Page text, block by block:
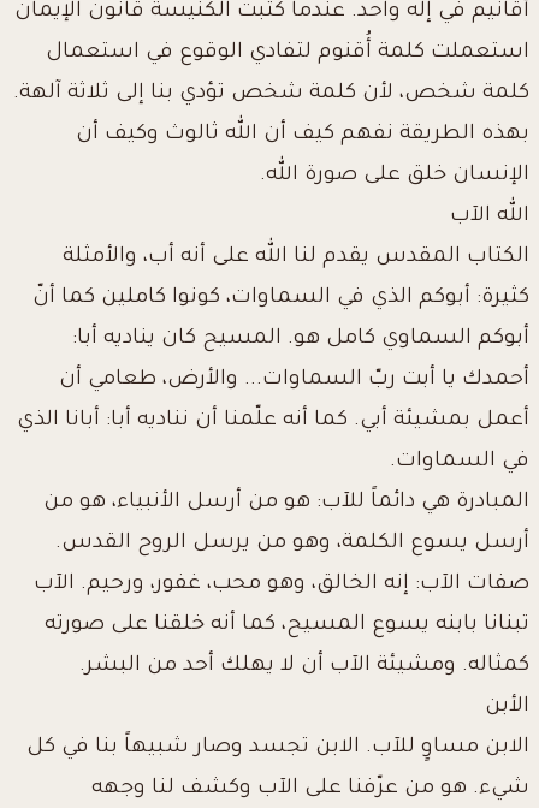
أقانيم في إله واحد. عندما كتبت الكنيسة قانون الإيمان
استعملت كلمة أُقنوم لتفادي الوقوع في استعمال
كلمة شخص، لأن كلمة شخص تؤدي بنا إلى ثلاثة آلهة.
بهذه الطريقة نفهم كيف أن الله ثالوث وكيف أن
الإنسان خلق على صورة الله.
الله الآب
الكتاب المقدس يقدم لنا الله على أنه أب، والأمثلة
كثيرة: أبوكم الذي في السماوات، كونوا كاملين كما أنّ
أبوكم السماوي كامل هو. المسيح كان يناديه أبا:
أحمدك يا أبت ربّ السماوات... والأرض، طعامي أن
أعمل بمشيئة أبي. كما أنه علّمنا أن نناديه أبا: أبانا الذي
في السماوات.
المبادرة هي دائماً للآب: هو من أرسل الأنبياء، هو من
أرسل يسوع الكلمة، وهو من يرسل الروح القدس.
صفات الآب: إنه الخالق، وهو محب، غفور، ورحيم. الآب
تبنانا بابنه يسوع المسيح، كما أنه خلقنا على صورته
كمثاله. ومشيئة الآب أن لا يهلك أحد من البشر.
الأبن
الابن مساوٍ للآب. الابن تجسد وصار شبيهاً بنا في كل
شيء. هو من عرّفنا على الآب وكشف لنا وجهه